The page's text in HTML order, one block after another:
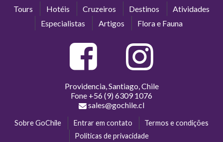
Tours Hotéis Cruzeiros Destinos
Atividades
Especialistas
Artigos Flora e Fauna
Providencia, Santiago, Chile
Fone +56 (9) 6309 1076
sales@gochile.cl
Sobre GoChile Entrar em contato
Termos e condições
Políticas de privacidade